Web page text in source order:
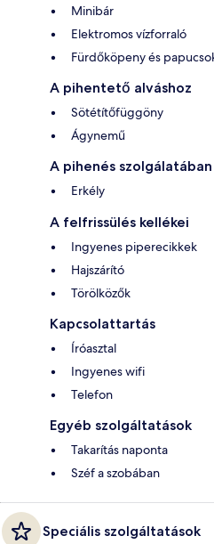
Minibár
Elektromos vízforraló
Fürdőköpeny és
A pihentető alváshoz
Sötétítőfüggöny
Ágynemű
A pihenés szolgálatában
Erkély
A felfrissülés kellékei
Ingyenes piperecikkek
Hajszárító
Törölközők
Kapcsolattartás
Íróasztal
Ingyenes wifi
Telefon
Egyéb szolgáltatások
Takarítás naponta
Széf a szobában
Speciális szolgáltatások